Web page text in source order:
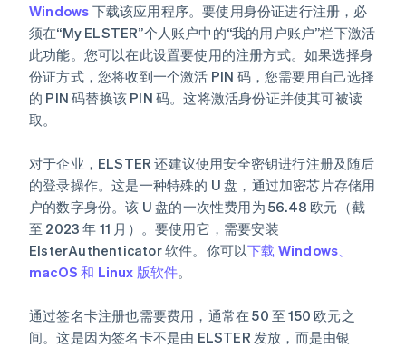
Windows 下载该应用程序。要使用身份证进行注册，必
须在“My ELSTER”个人账户中的“我的用户账户”栏下激活
此功能。您可以在此设置要使用的注册方式。如果选择身
份证方式，您将收到一个激活 PIN 码，您需要用自己选择
的 PIN 码替换该 PIN 码。这将激活身份证并使其可被读
取。
对于企业，ELSTER 还建议使用安全密钥进行注册及随后
的登录操作。这是一种特殊的 U 盘，通过加密芯片存储用
户的数字身份。该 U 盘的一次性费用为 56.48 欧元（截
至 2023 年 11 月）。要使用它，需要安装
ElsterAuthenticator 软件。你可以下载 Windows、
macOS 和 Linux 版软件。
通过签名卡注册也需要费用，通常在 50 至 150 欧元之
间。这是因为签名卡不是由 ELSTER 发放，而是由银